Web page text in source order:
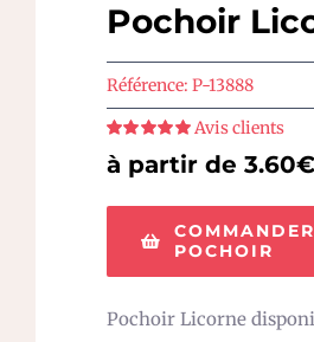
Pochoir
Référence: P-13888
Note sur 5
Avis clients
à partir de 3.60€
POCHOIR
Pochoir Licorne